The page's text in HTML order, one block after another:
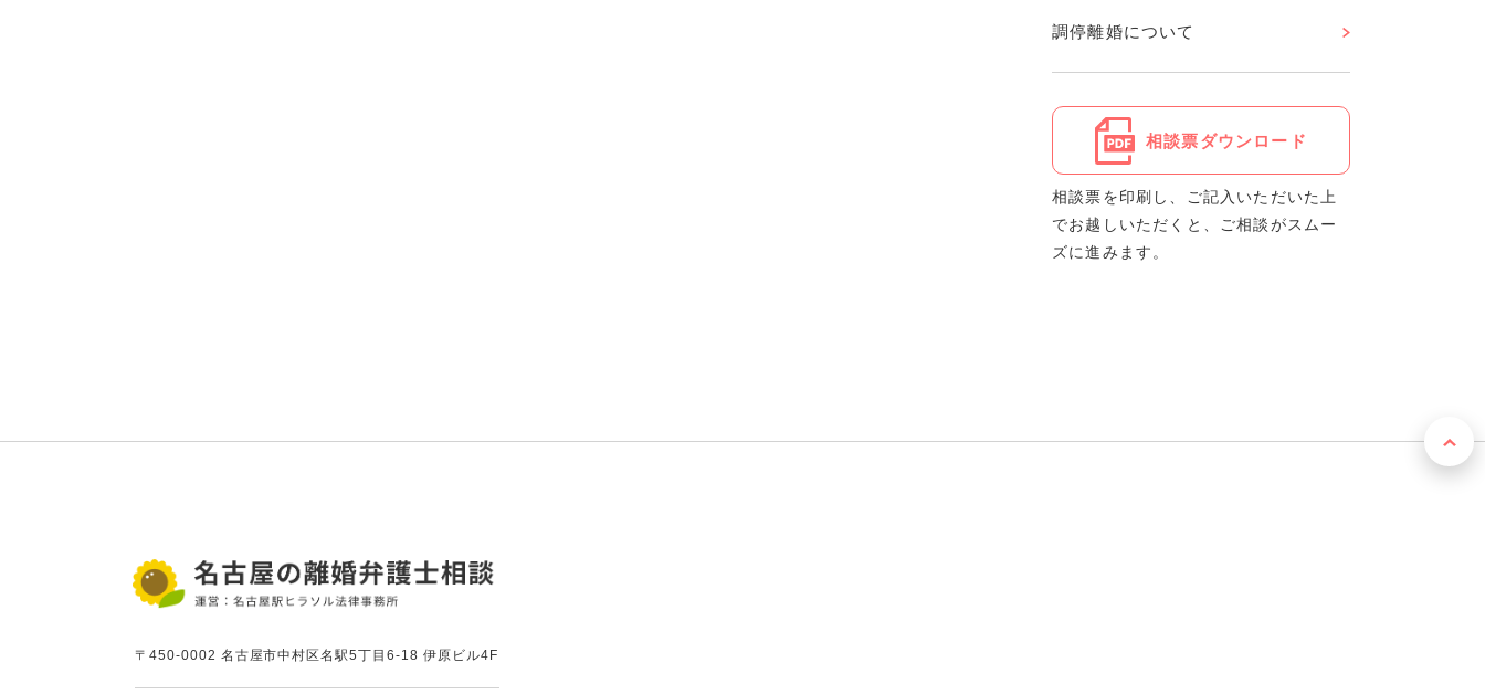
調停離婚について
相談票ダウンロード
相談票を印刷し、ご記入いただいた上
でお越しいただくと、ご相談がスムー
ズに進みます。
〒450-0002 名古屋市中村区名駅5丁目6-18 伊原ビル4F